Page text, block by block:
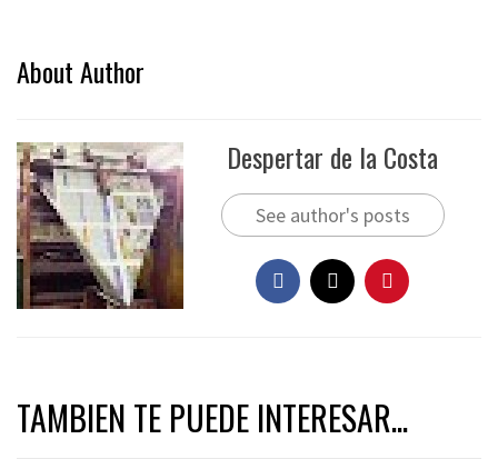
About Author
Despertar de la Costa
See author's posts
TAMBIEN TE PUEDE INTERESAR...